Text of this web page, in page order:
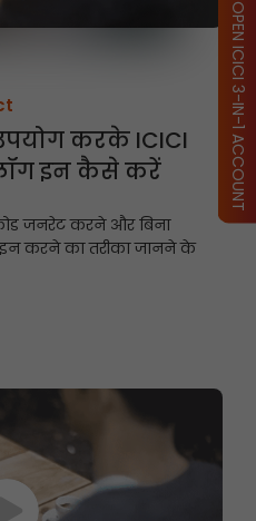
करके ICICI
इन कैसे करें
जनरेट करने और बिना
करने का तरीका जानने के
OPEN ICICI 3-IN-1 ACCOUNT